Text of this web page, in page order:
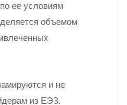
ее условиям
объемом
и не
из ЕЭЗ.